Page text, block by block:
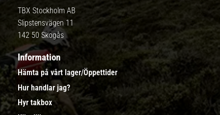
TBX Stockholm AB
Slipstensvägen 11
142 50 Skogås
Information
Hämta på vårt lager/Öppettider
Hur handlar jag?
Hyr takbox